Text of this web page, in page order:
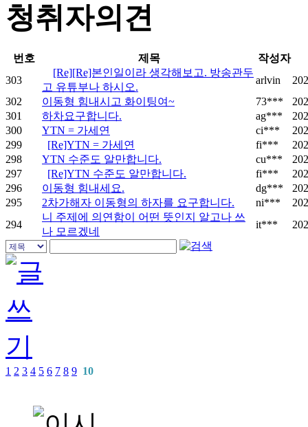
청취자의견
번호 제목
작성자
303
[Re][Re]본인일이라 생각해보고. 방송관두
고 유튜부나 하시오.
arlvin
302
이동형 힘내시고 화이팅여~ 73***
301
하차요구합니다. ag***
300
YTN = 가세연 ci***
299
[Re]YTN = 가세연 fi***
298
YTN 수준도 알만합니다. cu***
297
[Re]YTN 수준도 알만합니다. fi***
296
이동형 힘내세요. dg***
295
2차가해자 이동형의 하자를 요구합니다. ni***
294
니 주제에 의연함이 어떤 뜻인지 알고나 쓰
나 모르겠네
it***
1 2 3 4 5 6 7 8 9 10